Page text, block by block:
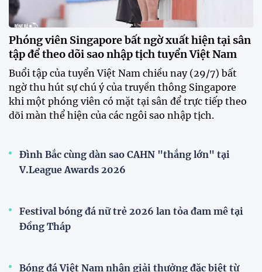
CLB Sông Lam Nghệ An chính thức có nhà tài trợ
mới
Tiền đạo Đình Bắc chốt tương lai sau tin đồn sang
Nhật Bản thi đấu
ĐKVĐ Cúp Quốc gia chiêu mộ sao trẻ của ĐT Việt
Nam
Đội tuyển Việt Nam